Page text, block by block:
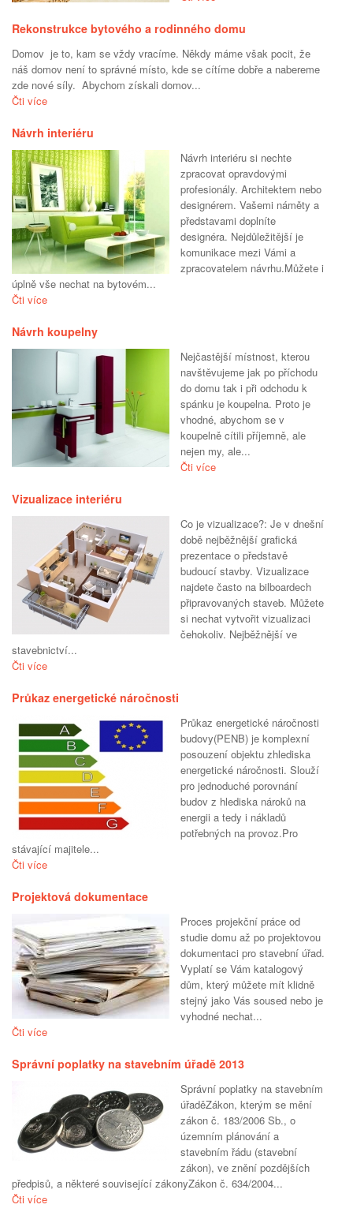
Rekonstrukce bytového a rodinného domu
Domov je to, kam se vždy vracíme. Někdy máme však pocit, že
náš domov není to správné místo, kde se cítíme dobře a nabereme
zde nové síly. Abychom získali domov...
Čti více
Návrh interiéru
Návrh interiéru si nechte
zpracovat opravdovými
profesionály. Architektem nebo
designérem. Vašemi náměty a
představami doplníte
designéra. Nejdůležitější je
komunikace mezi Vámi a
zpracovatelem návrhu.Můžete i
úplně vše nechat na bytovém...
Čti více
Návrh koupelny
Nejčastější místnost, kterou
navštěvujeme jak po příchodu
do domu tak i při odchodu k
spánku je koupelna. Proto je
vhodné, abychom se v
koupelně cítili příjemně, ale
nejen my, ale...
Čti více
Vizualizace interiéru
Co je vizualizace?: Je v dnešní
době nejběžnější grafická
prezentace o představě
budoucí stavby. Vizualizace
najdete často na bilboardech
připravovaných staveb. Můžete
si nechat vytvořit vizualizaci
čehokoliv. Nejběžnější ve
stavebnictví...
Čti více
Průkaz energetické náročnosti
Průkaz energetické náročnosti
budovy(PENB) je komplexní
posouzení objektu zhlediska
energetické náročnosti. Slouží
pro jednoduché porovnání
budov z hlediska nároků na
energii a tedy i nákladů
potřebných na provoz.Pro
stávající majitele...
Čti více
Projektová dokumentace
Proces projekční práce od
studie domu až po projektovou
dokumentaci pro stavební úřad.
Vyplatí se Vám katalogový
dům, který můžete mít klidně
stejný jako Vás soused nebo je
vyhodné nechat...
Čti více
Správní poplatky na stavebním úřadě 2013
Správní poplatky na stavebním
úřaděZákon, kterým se mění
zákon č. 183/2006 Sb., o
územním plánování a
stavebním řádu (stavební
zákon), ve znění pozdějších
předpisů, a některé související zákonyZákon č. 634/2004...
Čti více